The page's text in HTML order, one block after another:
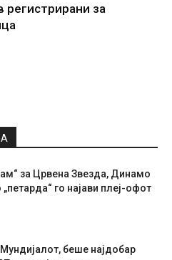
регистрирани за
за Црвена Звезда, Динамо
„петарда“ го најави плеј-офот
беше најдобар